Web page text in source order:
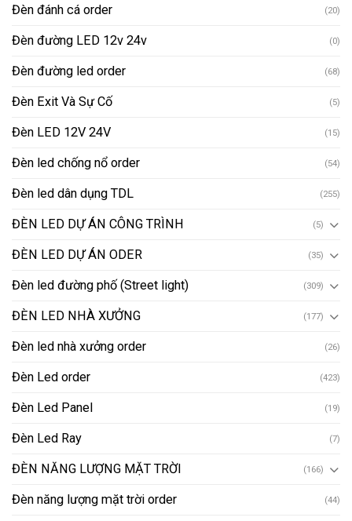
Đèn đánh cá order (20)
Đèn đường LED 12v 24v (0)
Đèn đường led order (68)
Đèn Exit Và Sự Cố (5)
Đèn LED 12V 24V (15)
Đèn led chống nổ order (54)
Đèn led dân dụng TDL (255)
ĐÈN LED DỰ ÁN CÔNG TRÌNH (5)
ĐÈN LED DỰ ÁN ODER (35)
Đèn led đường phố (Street light) (309)
ĐÈN LED NHÀ XƯỞNG (177)
Đèn led nhà xưởng order (26)
Đèn Led order (423)
Đèn Led Panel (19)
Đèn Led Ray (7)
ĐÈN NĂNG LƯỢNG MẶT TRỜI (166)
Đèn năng lượng mặt trời order (44)